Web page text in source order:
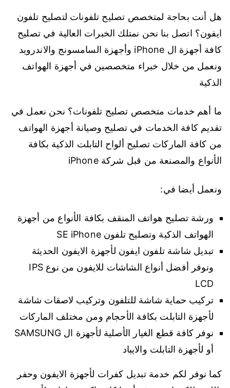
هل أنت بحاجة لمتخصص تصليح تلفونات لتصليح تلفون
ايفون؟ اتصل بنا نحن نمتلك الخبرات العالية في تصليح
كافة أجهزة ال iPhone وأجهزة السامسونج والاندرويد
ونعمل من خلال خبراء متخصصين في أجهزة الهواتف
الذكية
ما أهم خدمات متخصص تصليح تلفونات؟ نحن نعمل في
تقديم كافة الخدمات في تصليح وصيانة أجهزة الهواتف
من كافة الماركات تصليح ألواح التابلت الذكية بكافة
الأنواع والمصنعة من قبل شركة iPhone
ونعمل أيضا في:
ورشة تصليح هواتف المنقف بكافة الأنواع من أجهزة
الهواتف الذكية وتصليح تلفون SE iPhone
تبديل شاشة تلفون ايفون لأجهزة الايفون الحديثة
ونوفر أفضل أنواع الشاشات للايفون من نوع IPS
LCD
تركيب حماية شاشة للتلفون وتركيب لاصقات شاشة
لأجهزة التابلت بكافة الأحجام ومن مختلف الماركات
نوفر كافة قطع الغيار الأصلية لأجهزة ال SAMSUNG
أو لأجهزة التابلت والايباد
كما نوفر لكم خدمة تبديل كفرات لأجهزة الايفون وحفر